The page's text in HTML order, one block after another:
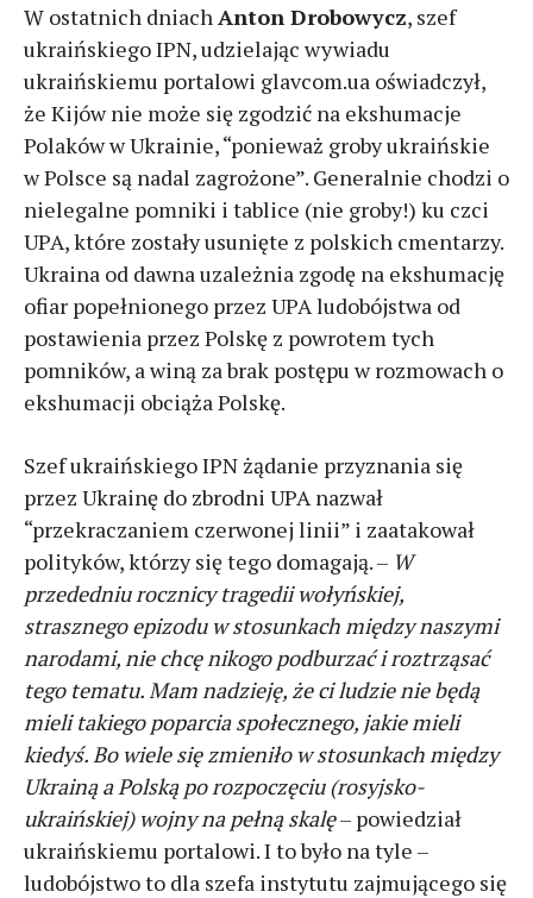
W ostatnich dniach Anton Drobowycz, szef
ukraińskiego IPN, udzielając wywiadu
ukraińskiemu portalowi glavcom.ua oświadczył,
że Kijów nie może się zgodzić na ekshumacje
Polaków w Ukrainie, “ponieważ groby ukraińskie
w Polsce są nadal zagrożone”. Generalnie chodzi o
nielegalne pomniki i tablice (nie groby!) ku czci
UPA, które zostały usunięte z polskich cmentarzy.
Ukraina od dawna uzależnia zgodę na ekshumację
ofiar popełnionego przez UPA ludobójstwa od
postawienia przez Polskę z powrotem tych
pomników, a winą za brak postępu w rozmowach o
ekshumacji obciąża Polskę.
Szef ukraińskiego IPN żądanie przyznania się
przez Ukrainę do zbrodni UPA nazwał
“przekraczaniem czerwonej linii” i zaatakował
polityków, którzy się tego domagają. – W
przededniu rocznicy tragedii wołyńskiej,
strasznego epizodu w stosunkach między naszymi
narodami, nie chcę nikogo podburzać i roztrząsać
tego tematu. Mam nadzieję, że ci ludzie nie będą
mieli takiego poparcia społecznego, jakie mieli
kiedyś. Bo wiele się zmieniło w stosunkach między
Ukrainą a Polską po rozpoczęciu (rosyjsko-
ukraińskiej) wojny na pełną skalę– powiedział
ukraińskiemu portalowi. I to było na tyle –
ludobójstwo to dla szefa instytutu zajmującego się